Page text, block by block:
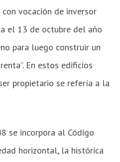
vocación de inversor
el 13 de octubre del año
para luego construir un
En estos edificios
propietario se refería a la
se incorpora al Código
horizontal, la histórica